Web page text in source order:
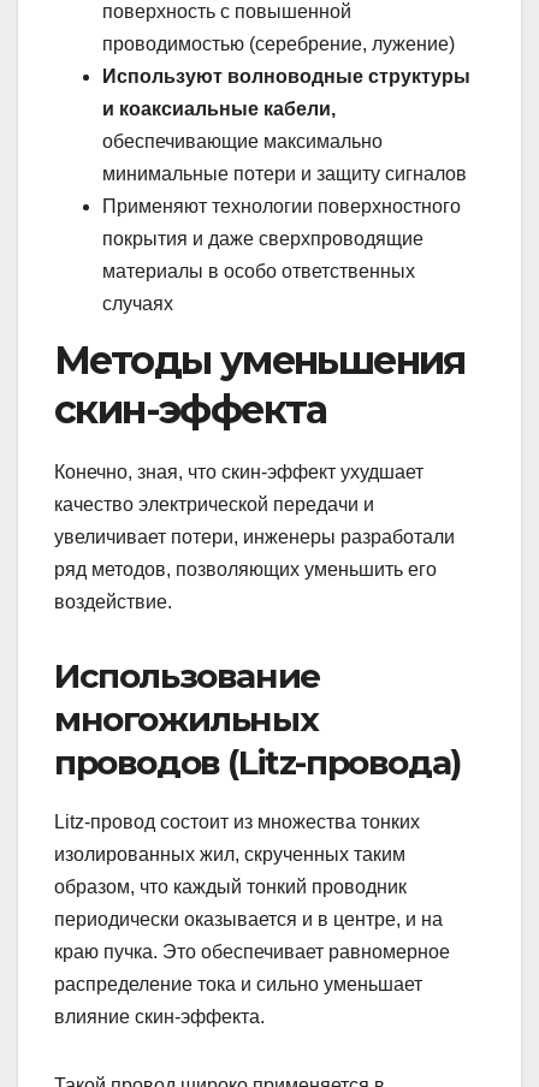
поверхность с повышенной
проводимостью (серебрение, лужение)
Используют волноводные структуры
и коаксиальные кабели,
обеспечивающие максимально
минимальные потери и защиту сигналов
Применяют технологии поверхностного
покрытия и даже сверхпроводящие
материалы в особо ответственных
случаях
Методы уменьшения
скин-эффекта
Конечно, зная, что скин-эффект ухудшает
качество электрической передачи и
увеличивает потери, инженеры разработали
ряд методов, позволяющих уменьшить его
воздействие.
Использование
многожильных
проводов (Litz-провода)
Litz-провод состоит из множества тонких
изолированных жил, скрученных таким
образом, что каждый тонкий проводник
периодически оказывается и в центре, и на
краю пучка. Это обеспечивает равномерное
распределение тока и сильно уменьшает
влияние скин-эффекта.